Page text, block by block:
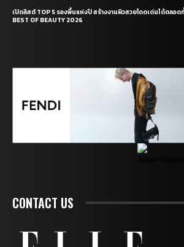
เปิดลิสต์ TOP 5 รองพื้นแห่งปี สร้างงานผิวสวยโดดเด่นได้ตลอด
BEST OF BEAUTY 2026
CONTACT US